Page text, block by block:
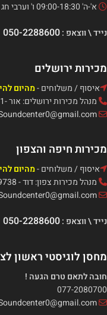
א'-ה' 09:00-18:30 ו' וערבי חג 09:00-13:00
נייד \ ווצאפ :050-2288600
מכירות ירושלים
איסוף / משלוחים -מהיום
מנהל מכירות ירושלים: אור -02-5344321
מכירות חיפה והצפון
איסוף / משלוחים -מהיום
מנהל מכירות צפון: דוד - 04-8739738
נייד \ ווצאפ :050-2288600
מחסן לוגיסטי ראשון
חובה לתאם טרם הגעה !
077-2080700